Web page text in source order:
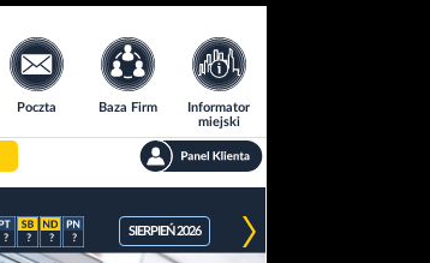
Poczta Baza Firm
Informator
miejski
? ? ? ?
SIERPIEŃ 2026